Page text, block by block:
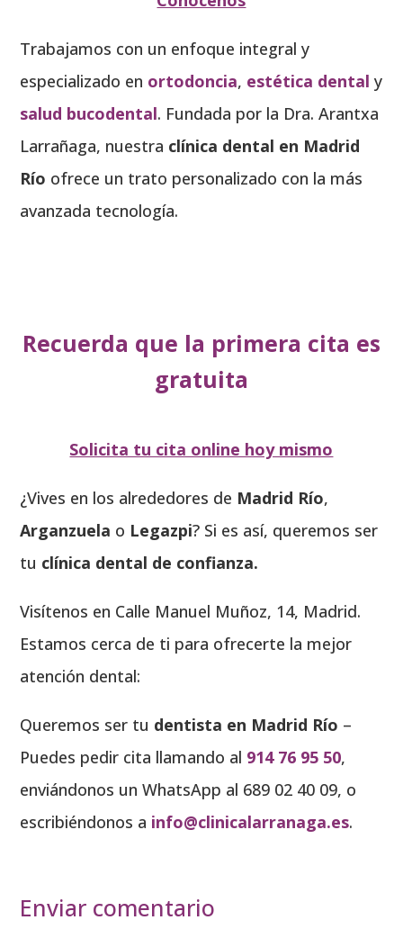
Trabajamos con un enfoque integral y
especializado en ortodoncia, estética dental y
salud bucodental. Fundada por la Dra. Arantxa
Larrañaga, nuestra clínica dental en Madrid
Río ofrece un trato personalizado con la más
avanzada tecnología.
Recuerda que la primera cita es
gratuita
Solicita tu cita online hoy mismo
¿Vives en los alrededores de Madrid Río,
Arganzuela o Legazpi? Si es así, queremos ser
tu clínica dental de confianza.
Visítenos en Calle Manuel Muñoz, 14, Madrid.
Estamos cerca de ti para ofrecerte la mejor
atención dental:
Queremos ser tu dentista en Madrid Río –
Puedes pedir cita llamando al 914 76 95 50,
enviándonos un WhatsApp al 689 02 40 09, o
escribiéndonos a info@clinicalarranaga.es.
Enviar comentario